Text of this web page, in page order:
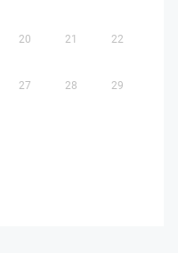
20 21 22
27 28 29